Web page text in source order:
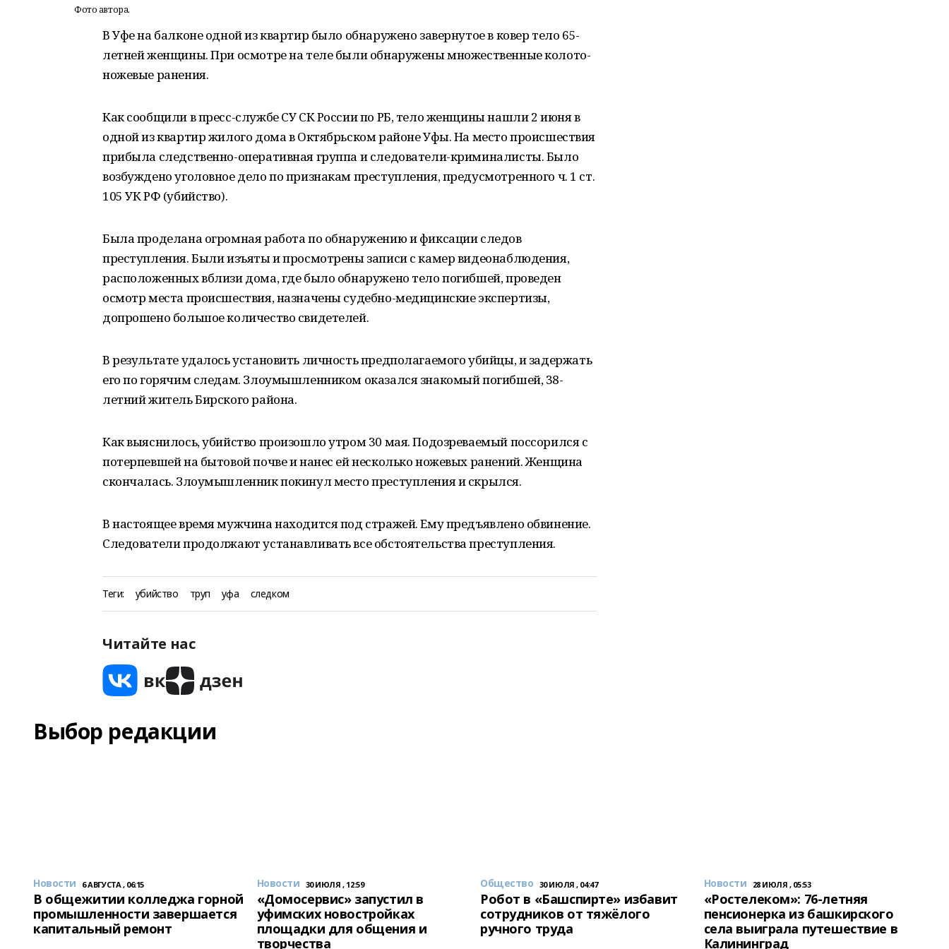
Фото автора.
В Уфе на балконе одной из квартир было обнаружено завернутое в ковер тело 65-
летней женщины. При осмотре на теле были обнаружены множественные колото-
ножевые ранения.
Как сообщили в пресс-службе СУ СК России по РБ, тело женщины нашли 2 июня в
одной из квартир жилого дома в Октябрьском районе Уфы. На место происшествия
прибыла следственно-оперативная группа и следователи-криминалисты. Было
возбуждено уголовное дело по признакам преступления, предусмотренного ч. 1 ст.
105 УК РФ (убийство).
Была проделана огромная работа по обнаружению и фиксации следов
преступления. Были изъяты и просмотрены записи с камер видеонаблюдения,
расположенных вблизи дома, где было обнаружено тело погибшей, проведен
осмотр места происшествия, назначены судебно-медицинские экспертизы,
допрошено большое количество свидетелей.
В результате удалось установить личность предполагаемого убийцы, и задержать
его по горячим следам. Злоумышленником оказался знакомый погибшей, 38-
летний житель Бирского района.
Как выяснилось, убийство произошло утром 30 мая. Подозреваемый поссорился с
потерпевшей на бытовой почве и нанес ей несколько ножевых ранений. Женщина
скончалась. Злоумышленник покинул место преступления и скрылся.
В настоящее время мужчина находится под стражей. Ему предъявлено обвинение.
Следователи продолжают устанавливать все обстоятельства преступления.
Теги: убийство труп уфа следком
Читайте нас
Выбор редакции
Новости 6 АВГУСТА , 06:15
В общежитии колледжа горной
промышленности завершается
капитальный ремонт
Новости 30 ИЮЛЯ , 12:59
«Домосервис» запустил в
уфимских новостройках
площадки для общения и
творчества
Общество 30 ИЮЛЯ , 04:47
Робот в «Башспирте» избавит
сотрудников от тяжёлого
ручного труда
Новости 28 ИЮЛЯ , 05:53
«Ростелеком»: 76-летняя
пенсионерка из башкирского
села выиграла путешествие в
Калининград